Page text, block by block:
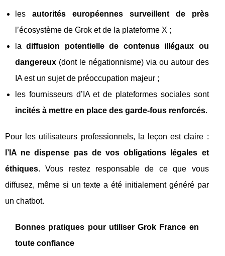
les autorités européennes surveillent de près
l’écosystème de Grok et de la plateforme X ;
ladiffusion potentielle de contenus illégaux ou
dangereux (dont le négationnisme) via ou autour des
IA est un sujet de préoccupation majeur ;
les fournisseurs d’IA et de plateformes sociales sont
incités à mettre en place des garde-fous renforcés.
Pour les utilisateurs professionnels, la leçon est claire :
l’IA ne dispense pas de vos obligations légales et
éthiques. Vous restez responsable de ce que vous
diffusez, même si un texte a été initialement généré par
un chatbot.
Bonnes pratiques pour utiliser Grok France en
toute confiance